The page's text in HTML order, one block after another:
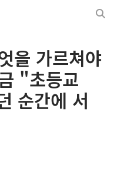
을 가르쳐야
"초등교
순간에 서